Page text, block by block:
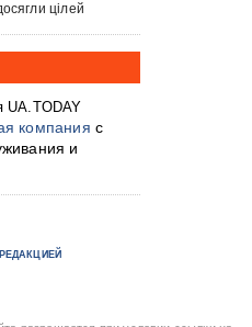
цілей
UA.TODAY
компания с
и